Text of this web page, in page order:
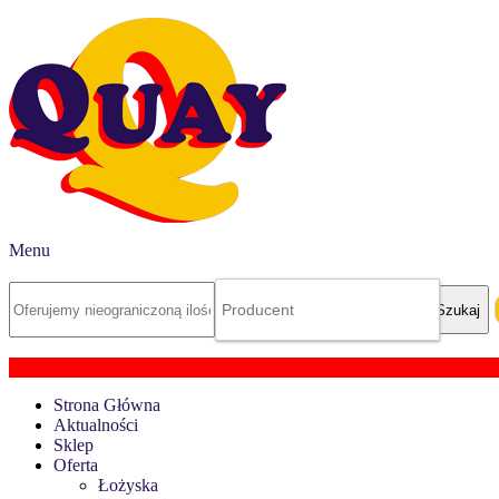
Menu
Strona Główna
Aktualności
Sklep
Oferta
Łożyska